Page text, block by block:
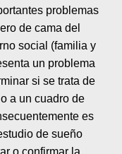
problemas
de cama del
social (familia y
un problema
si se trata de
a un cuadro de
es
de sueño
o confirmar la